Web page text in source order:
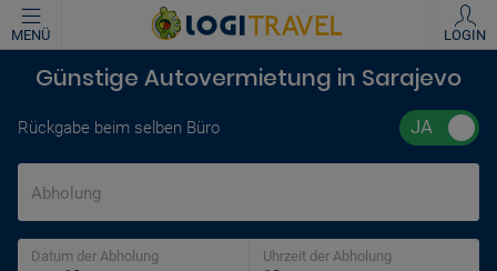
MENÜ LOGIN
Günstige Autovermietung in Sarajevo
Rückgabe beim selben Büro
Abholung
Datum der Abholung Uhrzeit der Abholung